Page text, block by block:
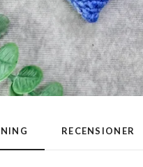
RECENSIONER